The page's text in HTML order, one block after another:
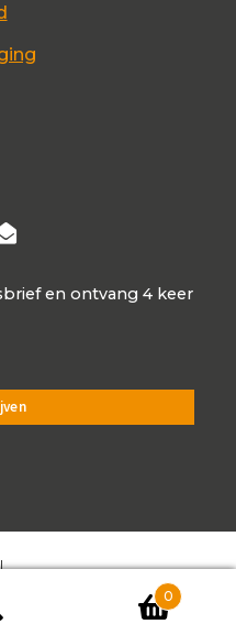
en ontvang 4 keer
0